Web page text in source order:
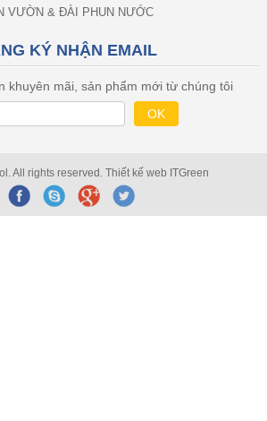
VƯỜN & ĐÀI PHUN NƯỚC
KÝ NHẬN EMAIL
khuyên mãi, sản phẩm mới từ chúng tôi
All rights reserved. Thiết kế web ITGreen